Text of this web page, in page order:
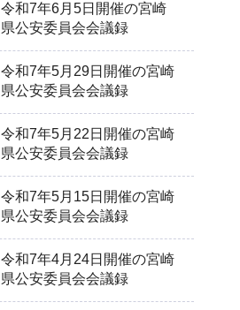
令和7年6月5日開催の宮崎
県公安委員会会議録
令和7年5月29日開催の宮崎
県公安委員会会議録
令和7年5月22日開催の宮崎
県公安委員会会議録
令和7年5月15日開催の宮崎
県公安委員会会議録
令和7年4月24日開催の宮崎
県公安委員会会議録